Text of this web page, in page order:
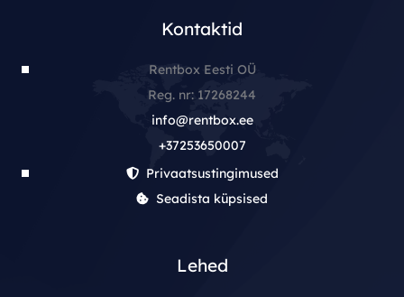
Kontaktid
Rentbox Eesti OÜ
Reg. nr: 17268244
info@rentbox.ee
+37253650007
Privaatsustingimused
Seadista küpsised
Lehed